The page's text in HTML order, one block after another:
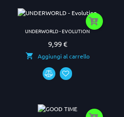
UNDERWORLD - EVOLUTION
Prezzo
9,99 €
Aggiungi al carrello